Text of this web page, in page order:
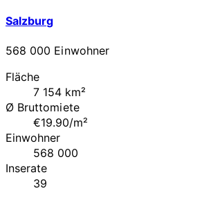
Salzburg
568 000 Einwohner
Fläche
7 154 km²
Ø Bruttomiete
€19.90/m²
Einwohner
568 000
Inserate
39